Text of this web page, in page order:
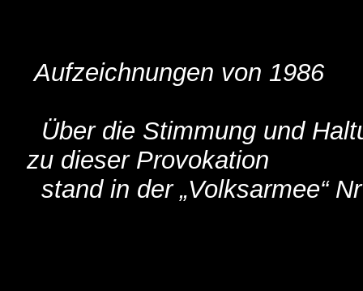
Aufzeichnungen von 1986
Über die Stimmung und
zu dieser Provokation
stand in der „Volksarmee“